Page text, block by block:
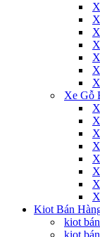
Xe Gỗ
Kiot Bán
kiot